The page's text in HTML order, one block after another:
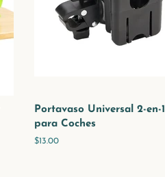
Portavaso Universal 2-en-1
para Coches
Precio
$13.00